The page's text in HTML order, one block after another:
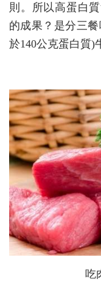
則。所以高蛋白
的成果？是分三
於140公克蛋白質)
吃